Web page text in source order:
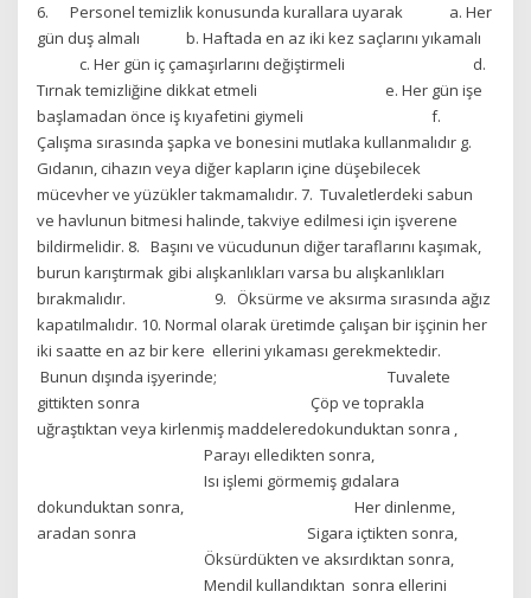
6. Personel temizlik konusunda kurallara uyarak a. Her
gün duş almalı b. Haftada en az iki kez saçlarını yıkamalı
c. Her gün iç çamaşırlarını değiştirmeli d.
Tırnak temizliğine dikkat etmeli e. Her gün işe
başlamadan önce iş kıyafetini giymeli f.
Çalışma sırasında şapka ve bonesini mutlaka kullanmalıdır g.
Gıdanın, cihazın veya diğer kapların içine düşebilecek
mücevher ve yüzükler takmamalıdır. 7. Tuvaletlerdeki sabun
ve havlunun bitmesi halinde, takviye edilmesi için işverene
bildirmelidir. 8. Başını ve vücudunun diğer taraflarını kaşımak,
burun karıştırmak gibi alışkanlıkları varsa bu alışkanlıkları
bırakmalıdır. 9. Öksürme ve aksırma sırasında ağız
kapatılmalıdır. 10. Normal olarak üretimde çalışan bir işçinin her
iki saatte en az bir kere ellerini yıkaması gerekmektedir.
Bunun dışında işyerinde; Tuvalete
gittikten sonra Çöp ve toprakla
uğraştıktan veya kirlenmiş maddeleredokunduktan sonra ,
Parayı elledikten sonra,
Isı işlemi görmemiş gıdalara
dokunduktan sonra, Her dinlenme,
aradan sonra Sigara içtikten sonra,
Öksürdükten ve aksırdıktan sonra,
Mendil kullandıktan sonra ellerini